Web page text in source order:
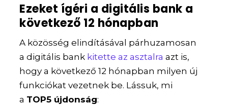
Ezeket ígéri a digitális bank a
következő 12 hónapban
A közösség elindításával párhuzamosan
a digitális bank kitette az asztalra azt is,
hogy a következő 12 hónapban milyen új
funkciókat vezetnek be. Lássuk, mi
a TOP5 újdonság: